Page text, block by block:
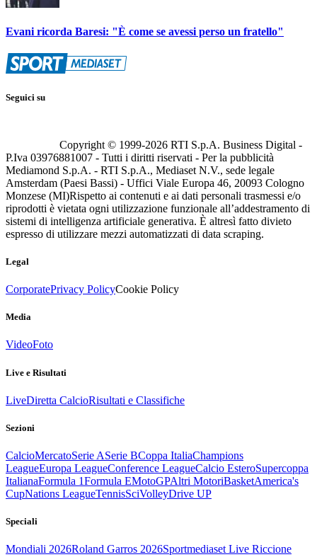
Evani ricorda Baresi: "È come se avessi perso un fratello"
Seguici su
Copyright © 1999-2026 RTI S.p.A. Business Digital -
P.Iva 03976881007 - Tutti i diritti riservati - Per la pubblicità
Mediamond S.p.A. - RTI S.p.A., Mediaset N.V., sede legale
Amsterdam (Paesi Bassi) - Uffici Viale Europa 46, 20093 Cologno
Monzese (MI)Rispetto ai contenuti e ai dati personali trasmessi e/o
riprodotti è vietata ogni utilizzazione funzionale all’addestramento di
sistemi di intelligenza artificiale generativa. È altresì fatto divieto
espresso di utilizzare mezzi automatizzati di data scraping.
Legal
CorporatePrivacy PolicyCookie Policy
Media
VideoFoto
Live e Risultati
LiveDiretta CalcioRisultati e Classifiche
Sezioni
CalcioMercatoSerie ASerie BCoppa ItaliaChampions
LeagueEuropa LeagueConference LeagueCalcio EsteroSupercoppa
ItalianaFormula 1Formula EMotoGPAltri MotoriBasketAmerica's
CupNations LeagueTennisSciVolleyDrive UP
Speciali
Mondiali 2026Roland Garros 2026Sportmediaset Live Riccione